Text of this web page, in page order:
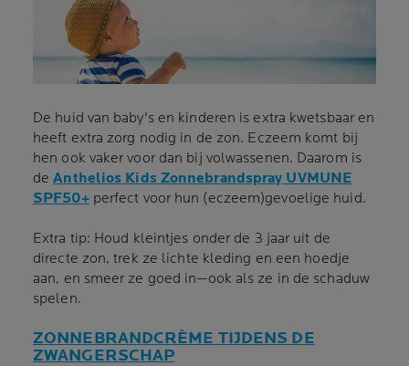
De huid van baby's en kinderen is extra kwetsbaar en
heeft extra zorg nodig in de zon. Eczeem komt bij
hen ook vaker voor dan bij volwassenen. Daarom is
deAnthelios Kids Zonnebrandspray UVMUNE
SPF50+perfect voor hun (eczeem)gevoelige huid.
Extra tip: Houd kleintjes onder de 3 jaar uit de
directe zon, trek ze lichte kleding en een hoedje
aan, en smeer ze goed in—ook als ze in de schaduw
spelen.
ZONNEBRANDCRÈME TIJDENS DE
ZWANGERSCHAP